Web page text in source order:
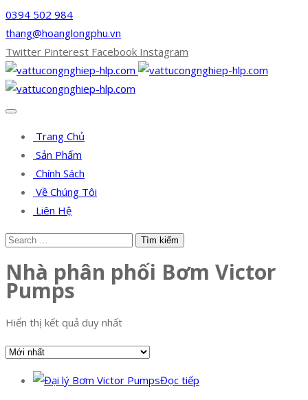
0394 502 984
thang@hoanglongphu.vn
Twitter Pinterest Facebook Instagram
Trang Chủ
Sản Phẩm
Chính Sách
Về Chúng Tôi
Liên Hệ
Nhà phân phối Bơm Victor
Pumps
Hiển thị kết quả duy nhất
Đọc tiếp